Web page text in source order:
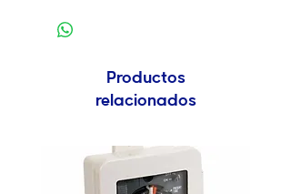
Productos
relacionados